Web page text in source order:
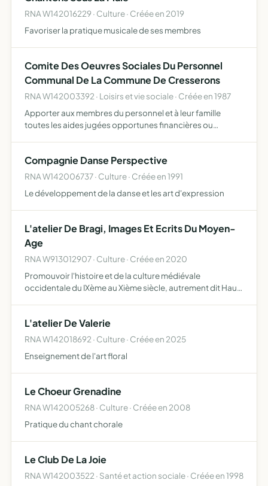
RNA W142016229 · Culture · Créée en 2019
Favoriser la pratique musicale de ses membres
Comite Des Oeuvres Sociales Du Personnel
Communal De La Commune De Cresserons
RNA W142003392 · Loisirs et vie sociale · Créée en 1987
Apporter aux membres du personnel et à leur famille
toutes les aides jugées opportunes financières ou
Compagnie Danse Perspective
RNA W142006737 · Culture · Créée en 1991
Le développement de la danse et les art d'expression
L'atelier De Bragi, Images Et Ecrits Du Moyen-
Age
RNA W913012907 · Culture · Créée en 2020
Promouvoir l'histoire et de la culture médiévale
occidentale du IXème au Xième siècle, autrement dit Haut
L'atelier De Valerie
RNA W142018692 · Culture · Créée en 2025
Enseignement de l'art floral
Le Choeur Grenadine
RNA W142005268 · Culture · Créée en 2008
Pratique du chant chorale
Le Club De La Joie
RNA W142003522 · Santé et action sociale · Créée en 1998